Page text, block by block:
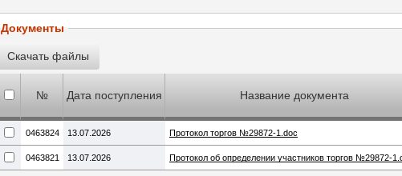
Документы
№ Дата поступления Название документа
0463824 13.07.2026 Протокол торгов №29872-1.doc
0463821 13.07.2026 Протокол об определении участников торгов №29872-